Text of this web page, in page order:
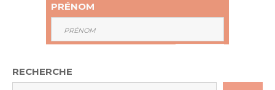
PRÉNOM
RECHERCHE